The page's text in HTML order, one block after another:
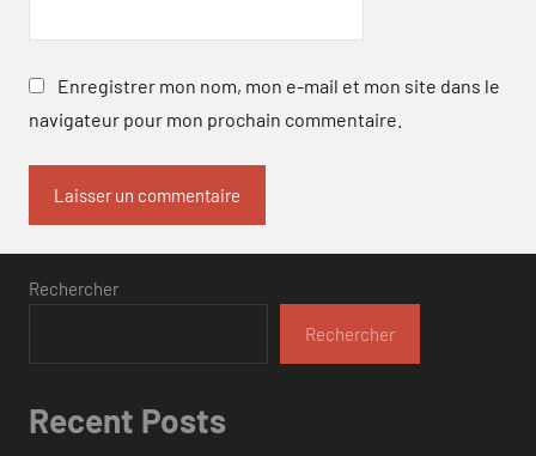
Enregistrer mon nom, mon e-mail et mon site dans le
navigateur pour mon prochain commentaire.
Rechercher
Rechercher
Recent Posts